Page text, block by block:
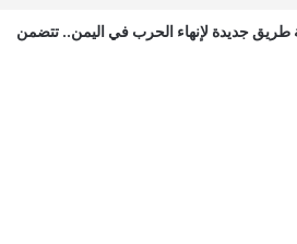
جديدة لإنهاء الحرب في اليمن.. تتضمن